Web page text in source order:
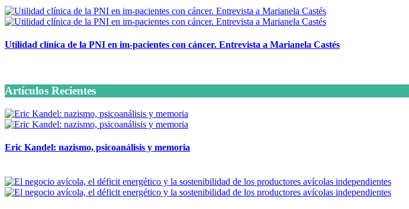
Utilidad clínica de la PNI en im-pacientes con cáncer. Entrevista a Marianela Castés
Artículos Recientes
Eric Kandel: nazismo, psicoanálisis y memoria